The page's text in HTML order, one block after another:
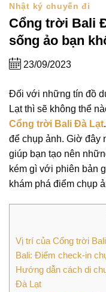
Nhật ký chuyến đi
Cổng trời Bali
sống ảo bạn
23/09/2023
Đối với những tín đồ
Lạt thì sẽ không thể
Cổng trời Bali Đà Lạt
để chụp ảnh. Giờ đây
giúp bạn tạo nên
kém gì với phiên bản
khám phá điểm chụp
Vị trí của Cổng trời
Bali: Điểm check-in
Hướng dẫn cách di
Đà Lạt